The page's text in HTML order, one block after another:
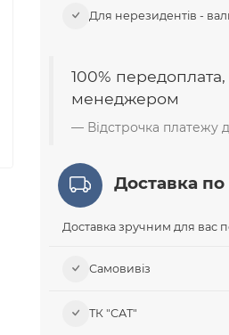
Для нерезидентів -
100%
менеджером
Відстрочка платежу
Доставка по
Доставка зручним для вас
Самовивіз​
ТК "САТ"